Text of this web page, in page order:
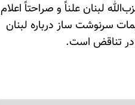
لبنان علناً و صراحتاً اعلام
سرنوشت ساز درباره لبنان
در تناقض است.